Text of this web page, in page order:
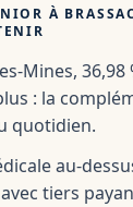
À
Mines,
: la
quotidien.
au-
tiers